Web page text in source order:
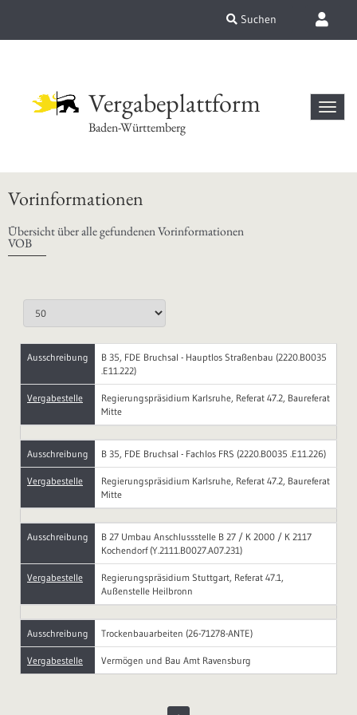
Suchen
Vergabeplattform
Baden-Württemberg
Vorinformationen
Übersicht über alle gefundenen Vorinformationen
VOB
Ausschreibung
B 35, FDE Bruchsal - Hauptlos Straßenbau (2220.B0035
.E11.222)
Vergabestelle
Regierungspräsidium Karlsruhe, Referat 47.2, Baureferat
Mitte
Ausschreibung B 35, FDE Bruchsal - Fachlos FRS (2220.B0035 .E11.226)
Vergabestelle
Regierungspräsidium Karlsruhe, Referat 47.2, Baureferat
Mitte
Ausschreibung
B 27 Umbau Anschlussstelle B 27 / K 2000 / K 2117
Kochendorf (Y.2111.B0027.A07.231)
Vergabestelle
Regierungspräsidium Stuttgart, Referat 47.1,
Außenstelle Heilbronn
Ausschreibung Trockenbauarbeiten (26-71278-ANTE)
Vergabestelle Vermögen und Bau Amt Ravensburg